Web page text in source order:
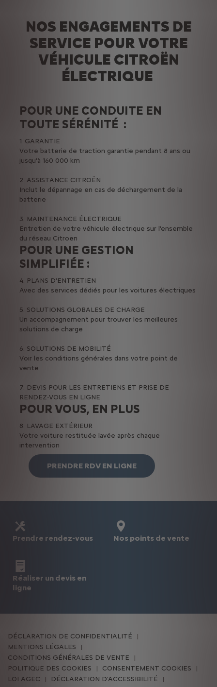
NOS ENGAGEMENTS DE
SERVICE POUR VOTRE
VÉHICULE CITROËN
ÉLECTRIQUE
POUR UNE CONDUITE EN
TOUTE SÉRÉNITÉ :
1. GARANTIE
Votre batterie de traction garantie pendant 8 ans ou
jusqu'à 160 000 km
2. ASSISTANCE CITROËN
Inclut le dépannage en cas de déchargement de la
batterie
3. MAINTENANCE ÉLECTRIQUE
Entretien de votre véhicule électrique sur l'ensemble
du réseau Citroën
POUR UNE GESTION
SIMPLIFIÉE :
4. PLANS D'ENTRETIEN
Avec des services dédiés pour les voitures électriques
5. SOLUTIONS GLOBALES DE CHARGE
Un accompagnement pour trouver les meilleures
solutions de charge
6. SOLUTIONS DE MOBILITÉ
Voir les conditions générales dans votre point de
vente
7. DEVIS POUR LES ENTRETIENS ET PRISE DE
RENDEZ-VOUS EN LIGNE
POUR VOUS, EN PLUS
8. LAVAGE EXTÉRIEUR
Votre voiture restituée lavée après chaque
intervention
PRENDRE RDV EN LIGNE
Prendre rendez-vous Nos points de vente
Réaliser un devis en
ligne
DÉCLARATION DE CONFIDENTIALITÉ
MENTIONS LÉGALES
CONDITIONS GÉNÉRALES DE VENTE
POLITIQUE DES COOKIES
CONSENTEMENT COOKIES
LOI AGEC
DÉCLARATION D'ACCESSIBILITÉ